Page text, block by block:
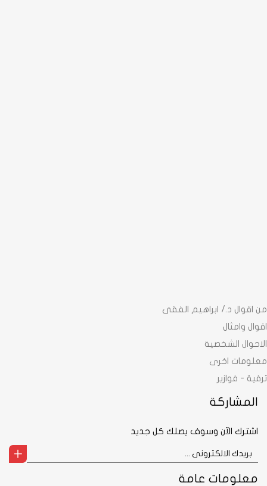
معلومات عامة
من اقوال د./ ابراهيم الفقى
اقوال وامثال
الاحوال الشخصية
معلومات اخرى
ترفية - فوازير
المشاركة
اشترك الآن وسوف يصلك كل جديد